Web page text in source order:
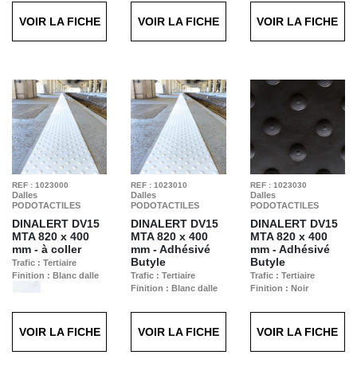
VOIR LA FICHE VOIR LA FICHE VOIR LA FICHE
REF : 1023000
Dalles
PODOTACTILES
DINALERT DV15
MTA820 x 400
mm - à coller
Trafic : Tertiaire
Finition : Blanc dalle
VOIR LA FICHE
REF : 1023010
Dalles
PODOTACTILES
DINALERT DV15
MTA820 x 400
mm - Adhésivé
Butyle
Trafic : Tertiaire
Finition : Blanc dalle
VOIR LA FICHE
REF : 1023030
Dalles
PODOTACTILES
DINALERT DV15
MTA820 x 400
mm - Adhésivé
Butyle
Trafic : Tertiaire
Finition : Noir
VOIR LA FICHE